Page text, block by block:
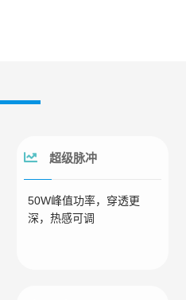
超级脉冲
50W峰值功率，穿透更
深，热感可调